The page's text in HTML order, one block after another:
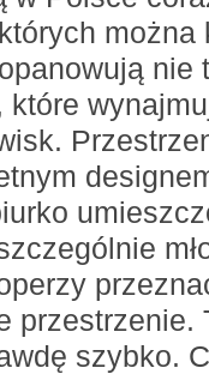
można
nie
które
przestrzenie.
szybko.